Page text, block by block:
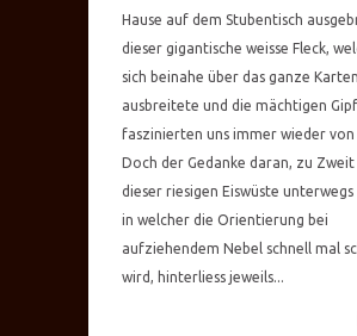
Hause auf dem Stubentisch
dieser gigantische weisse Fleck,
sich beinahe über das ganze
ausbreitete und die mächtigen
faszinierten uns immer wieder von
Doch der Gedanke daran, zu Zweit
dieser riesigen Eiswüste unterwegs
in welcher die Orientierung bei
aufziehendem Nebel schnell mal
wird, hinterliess jeweils...